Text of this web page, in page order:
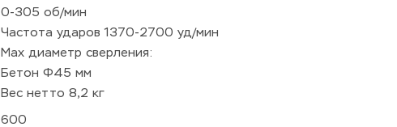
0-305 об/мин
Частота ударов 1370-2700 уд/мин
Мах диаметр сверления:
Бетон Ф45 мм
Вес нетто 8,2 кг
600